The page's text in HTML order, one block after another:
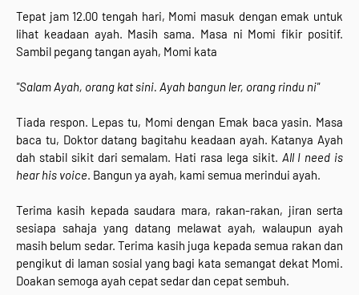
Tepat jam 12.00 tengah hari, Momi masuk dengan emak untuk
lihat keadaan ayah. Masih sama. Masa ni Momi fikir positif.
Sambil pegang tangan ayah, Momi kata
"Salam Ayah, orang kat sini. Ayah bangun ler, orang rindu ni"
Tiada respon. Lepas tu, Momi dengan Emak baca yasin. Masa
baca tu, Doktor datang bagitahu keadaan ayah. Katanya Ayah
dah stabil sikit dari semalam. Hati rasa lega sikit. All I need is
hear his voice. Bangun ya ayah, kami semua merindui ayah.
Terima kasih kepada saudara mara, rakan-rakan, jiran serta
sesiapa sahaja yang datang melawat ayah, walaupun ayah
masih belum sedar. Terima kasih juga kepada semua rakan dan
pengikut di laman sosial yang bagi kata semangat dekat Momi.
Doakan semoga ayah cepat sedar dan cepat sembuh.